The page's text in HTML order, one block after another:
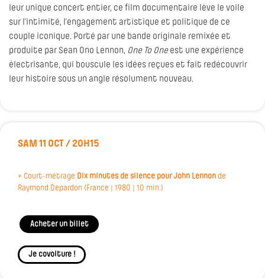
leur unique concert entier, ce film documentaire lève le voile
sur l’intimité, l’engagement artistique et politique de ce
couple iconique. Porté par une bande originale remixée et
produite par Sean Ono Lennon, One To Oneest une expérience
électrisante, qui bouscule les idées reçues et fait redécouvrir
leur histoire sous un angle résolument nouveau.
SAM 11 OCT / 20H15
+ Court-métrage Dix minutes de silence pour John Lennon de
Raymond Depardon (France | 1980 | 10 min.)
Acheter un billet
Je covoiture !